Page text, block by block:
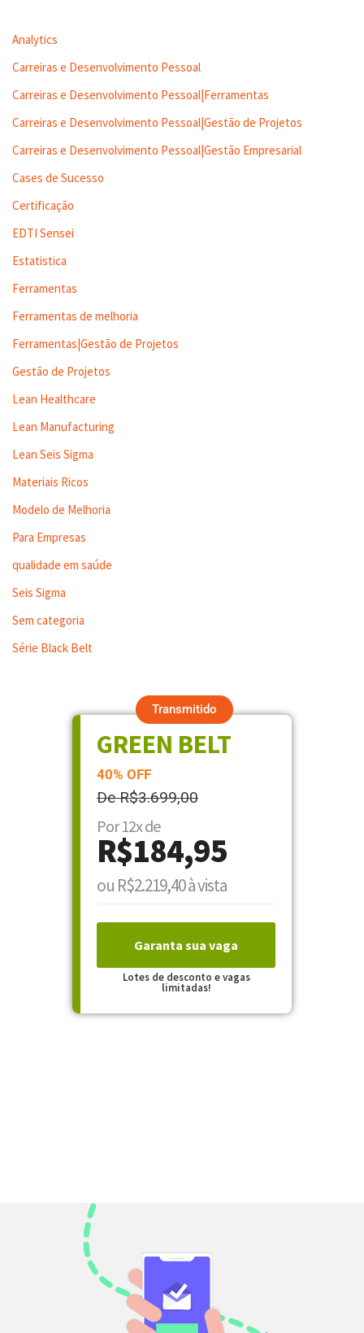
Analytics
Carreiras e Desenvolvimento Pessoal
Carreiras e Desenvolvimento Pessoal|Ferramentas
Carreiras e Desenvolvimento Pessoal|Gestão de Projetos
Carreiras e Desenvolvimento Pessoal|Gestão Empresarial
Cases de Sucesso
Certificação
EDTI Sensei
Estatistica
Ferramentas
Ferramentas de melhoria
Ferramentas|Gestão de Projetos
Gestão de Projetos
Lean Healthcare
Lean Manufacturing
Lean Seis Sigma
Materiais Ricos
Modelo de Melhoria
Para Empresas
qualidade em saúde
Seis Sigma
Sem categoria
Série Black Belt
Transmitido
GREEN BELT
40% OFF
De R$3.699,00
Por 12x de
R$184,95
ou R$2.219,40 à vista
Garanta sua vaga
Lotes de desconto e vagas
limitadas!